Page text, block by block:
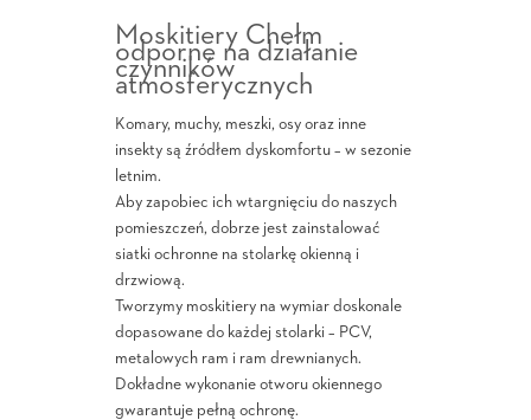
Moskitiery Chełm
odporne na działanie
czynników
atmosferycznych
Komary, muchy, meszki, osy oraz inne
insekty są źródłem dyskomfortu – w sezonie
letnim.
Aby zapobiec ich wtargnięciu do naszych
pomieszczeń, dobrze jest zainstalować
siatki ochronne na stolarkę okienną i
drzwiową.
Tworzymy moskitiery na wymiar doskonale
dopasowane do każdej stolarki – PCV,
metalowych ram i ram drewnianych.
Dokładne wykonanie otworu okiennego
gwarantuje pełną ochronę.